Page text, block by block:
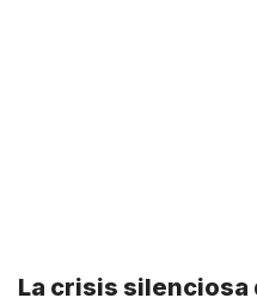
La crisis silenciosa